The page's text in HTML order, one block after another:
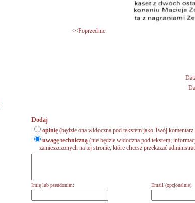
<<Poprzednie
Dodaj
opinię (będzie ona widoczna pod tekstem jako Twój
uwagę techniczną (nie będzie widoczna pod tekstem;
zamieszczonych na tej stronie, które chcesz przekazać
Imię lub pseudonim: Email (opcjonalnie):